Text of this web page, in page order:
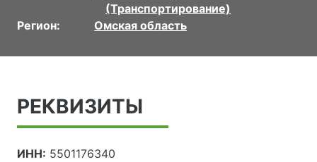
(Транспортирование)
Регион:
Омская область
РЕКВИЗИТЫ
ИНН: 5501176340